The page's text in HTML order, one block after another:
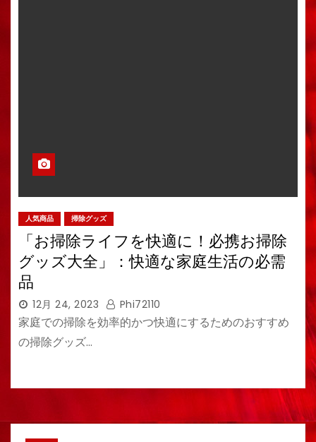
人気商品 掃除グッズ
「お掃除ライフを快適に！必携お掃除
グッズ大全」：快適な家庭生活の必需
品
12月 24, 2023 Phi72110
家庭での掃除を効率的かつ快適にするためのおすすめ
の掃除グッズ…